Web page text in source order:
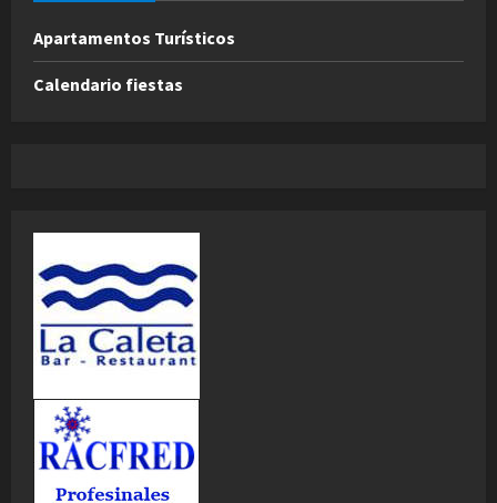
Apartamentos Turísticos
Calendario fiestas